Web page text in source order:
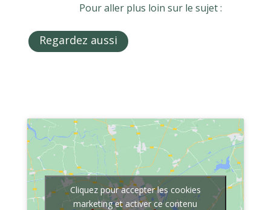
Pour aller plus loin sur le sujet :
Regardez aussi
Cliquez pour accepter les cookies
marketing et activer ce contenu